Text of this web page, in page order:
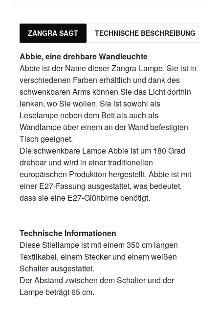
ZANGRA SAGT TECHNISCHE BESCHREIBUNG
Abbie, eine drehbare Wandleuchte
Abbie ist der Name dieser Zangra-Lampe. Sie ist in
verschiedenen Farben erhältlich und dank des
schwenkbaren Arms können Sie das Licht dorthin
lenken, wo Sie wollen. Sie ist sowohl als
Leselampe neben dem Bett als auch als
Wandlampe über einem an der Wand befestigten
Tisch geeignet.
Die schwenkbare Lampe Abbie ist um 180 Grad
drehbar und wird in einer traditionellen
europäischen Produktion hergestellt. Abbie ist mit
einer E27-Fassung ausgestattet, was bedeutet,
dass sie eine E27-Glühbirne benötigt.
Technische Informationen
Diese Stiellampe ist mit einem 350 cm langen
Textilkabel, einem Stecker und einem weißen
Schalter ausgestattet.
Der Abstand zwischen dem Schalter und der
Lampe beträgt 65 cm.